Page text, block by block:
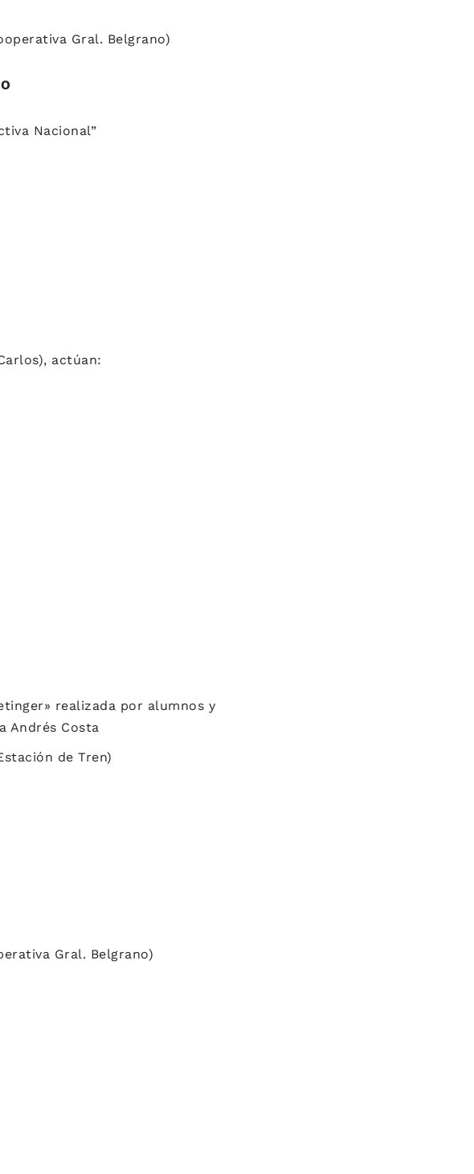
Gral. Belgrano)
Nacional”
actúan:
realizada por alumnos y
Andrés Costa
de Tren)
Gral. Belgrano)